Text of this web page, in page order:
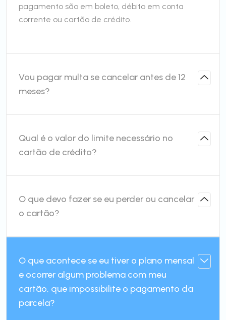
pagamento são em boleto, débito em conta
corrente ou cartão de crédito.
Vou pagar multa se cancelar antes de 12
meses?
Qual é o valor do limite necessário no
cartão de crédito?
O que devo fazer se eu perder ou cancelar
o cartão?
O que acontece se eu tiver o plano mensal
e ocorrer algum problema com meu
cartão, que impossibilite o pagamento da
parcela?